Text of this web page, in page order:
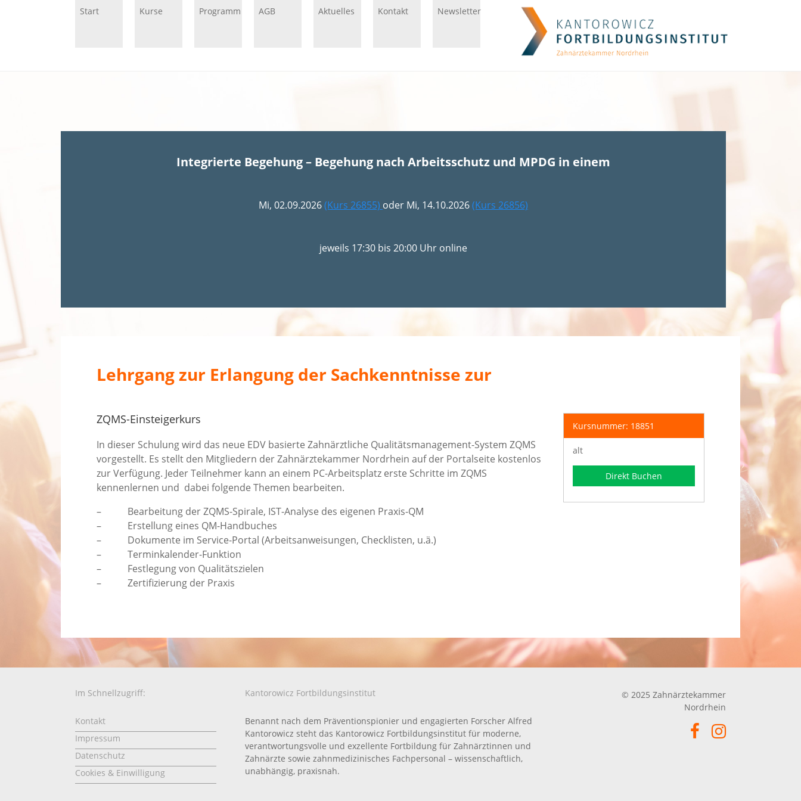
Start Kurse Programm AGB Aktuelles Kontakt Newsletter
Integrierte Begehung – Begehung nach Arbeitsschutz und MPDG in einem
Mi, 02.09.2026(Kurs 26855) oder Mi, 14.10.2026(Kurs 26856)
jeweils 17:30 bis 20:00 Uhr online
Lehrgang zur Erlangung der Sachkenntnisse zur
ZQMS-Einsteigerkurs
In dieser Schulung wird das neue EDV basierte Zahnärztliche Qualitätsmanagement-System ZQMS
vorgestellt. Es stellt den Mitgliedern der Zahnärztekammer Nordrhein auf der Portalseite kostenlos
zur Verfügung. Jeder Teilnehmer kann an einem PC-Arbeitsplatz erste Schritte im ZQMS
kennenlernen und dabei folgende Themen bearbeiten.
– Bearbeitung der ZQMS-Spirale, IST-Analyse des eigenen Praxis-QM
– Erstellung eines QM-Handbuches
– Dokumente im Service-Portal (Arbeitsanweisungen, Checklisten, u.ä.)
– Terminkalender-Funktion
– Festlegung von Qualitätszielen
– Zertifizierung der Praxis
Kursnummer: 18851
alt
Direkt Buchen
Im Schnellzugriff:
Kontakt
Impressum
Datenschutz
Cookies & Einwilligung
Kantorowicz Fortbildungsinstitut
Benannt nach dem Präventionspionier und engagierten Forscher Alfred
Kantorowicz steht das Kantorowicz Fortbildungsinstitut für moderne,
verantwortungsvolle und exzellente Fortbildung für Zahnärztinnen und
Zahnärzte sowie zahnmedizinisches Fachpersonal – wissenschaftlich,
unabhängig, praxisnah.
© 2025 Zahnärztekammer
Nordrhein